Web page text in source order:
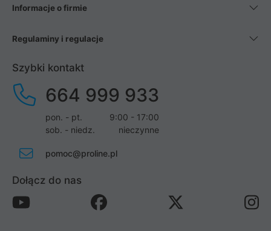
Informacje o firmie
Regulaminy i regulacje
Szybki kontakt
664 999 933
pon. - pt.
9:00 - 17:00
sob. - niedz.
nieczynne
pomoc@proline.pl
Dołącz do nas